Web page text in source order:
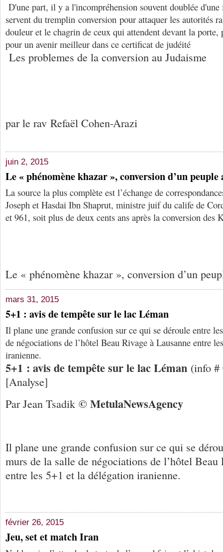
D'une part, il y a l'incompréhension souvent doublée
servent du tremplin conversion pour attaquer les autorités
douleur et le chagrin de ceux qui attendent devant la porte,
pour un avenir meilleur dans ce certificat de judéité
Les problemes de la conversion au Judaisme
par le rav Refaël Cohen-Arazi
juin 2, 2015
Le « phénomène khazar », conversion d’un
La source la plus complète est l’échange de
Joseph et Hasdai Ibn Shaprut, ministre juif du calife de
et 961, soit plus de deux cents ans après la conversion des
Le « phénomène khazar », conversion d’un
mars 31, 2015
5+1 : avis de tempête sur le lac Léman
Il plane une grande confusion sur ce qui se déroule entre
de négociations de l’hôtel Beau Rivage à Lausanne entre
iranienne.
5+1 : avis de tempête sur le lac Léman (info #
[Analyse]
Par Jean Tsadik © MetulaNewsAgency
Il plane une grande confusion sur ce qui se
murs de la salle de négociations de l’hôtel Beau
entre les 5+1 et la délégation iranienne.
février 26, 2015
Jeu, set et match Iran